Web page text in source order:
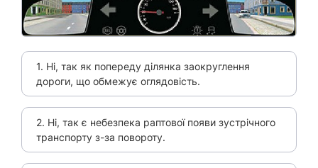
1. Ні, так як попереду ділянка заокруглення
дороги, що обмежує оглядовість.
2. Ні, так є небезпека раптової появи зустрічного
транспорту з-за повороту.